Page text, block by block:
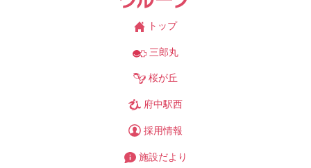
トップ
三郎丸
桜が丘
府中駅西
採用情報
施設だより